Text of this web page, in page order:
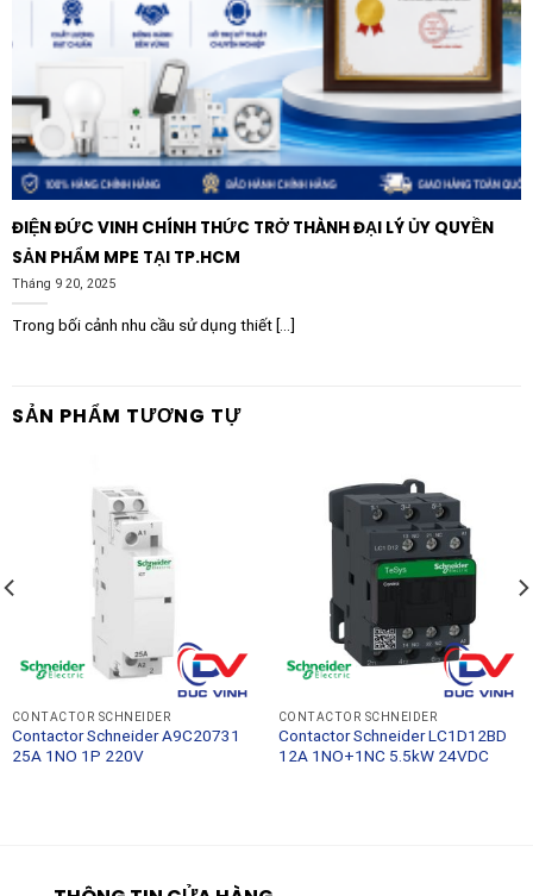
ĐIỆN ĐỨC VINH CHÍNH THỨC TRỞ THÀNH ĐẠI LÝ ỦY QUYỀN
SẢN PHẨM MPE TẠI TP.HCM
Tháng 9 20, 2025
Trong bối cảnh nhu cầu sử dụng thiết [...]
SẢN PHẨM TƯƠNG TỰ
CONTACTOR SCHNEIDER
Contactor Schneider A9C20731
25A 1NO 1P 220V
CONTACTOR SCHNEIDER
Contactor Schneider LC1D12BD
12A 1NO+1NC 5.5kW 24VDC